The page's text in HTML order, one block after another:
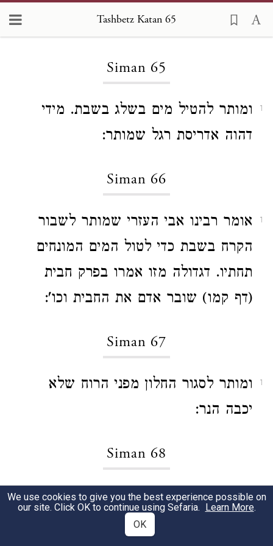
Tashbetz Katan 65
Siman 65
1
ומותר להטיל מים בשלג בשבת. מידי
דהוה אדריסת רגל שמותר:
Siman 66
1
אומר רבינו אבי העזרי שמותר לשבור
הקרח בשבת כדי לטול המים המונחים
תחתיו. דגדולה מזו אמרו בפרק חבית
(דף קמו) שובר אדם את החבית וכו':
Siman 67
1
ומותר לסגור החלון מפני הרוח שלא
יכבה הנר:
Siman 68
1
ואומר. אדם שחלל שבת בשוגג בהוצאת
חפץ לרה"ר. בנגיעת האש או באיזה דבר
We use cookies to give you the best experience possible on
our site. Click OK to continue using Sefaria. Learn More.
OK